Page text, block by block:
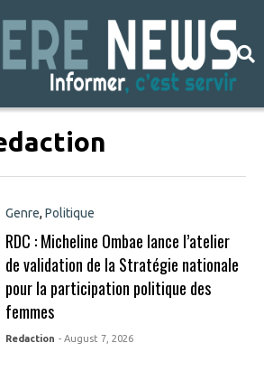
Genre, Politique
RDC : Micheline Ombae lance l’atelier
de validation de la Stratégie nationale
pour la participation politique des
femmes
Redaction - August 7, 2026